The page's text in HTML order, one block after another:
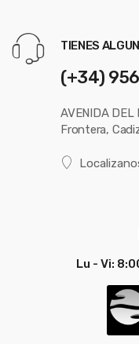
TIENES
(+34)
AVENIDA DEL
Frontera,
Lu - Vi: